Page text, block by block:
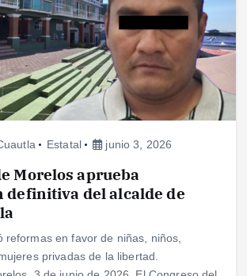
Estatal junio 3, 2026
Morelos aprueba
definitiva del alcalde de
reformas en favor de niñas, niños,
privadas de la libertad.